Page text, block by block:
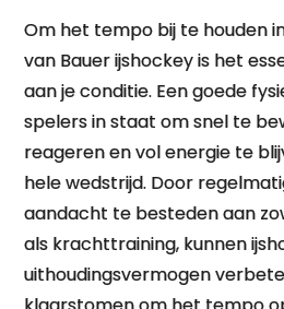
Om het tempo bij te houden
van Bauer ijshockey is het
aan je conditie. Een goede
spelers in staat om snel te
reageren en vol energie te
hele wedstrijd. Door
aandacht te besteden aan
als krachttraining, kunnen
uithoudingsvermogen